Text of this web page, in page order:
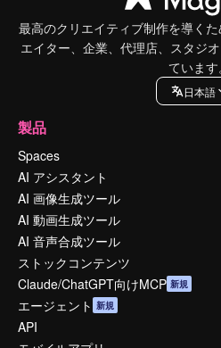
最高のクリエイティブ制作を導く
エイター、企業、代理店、スタジ
ています
日本語
製品
Spaces
AI アシスタント
AI 画像生成ツール
AI 動画生成ツール
AI 音声合成ツール
ストックコンテンツ
Claude/ChatGPT向けMCP 新規
エージェント 新規
API